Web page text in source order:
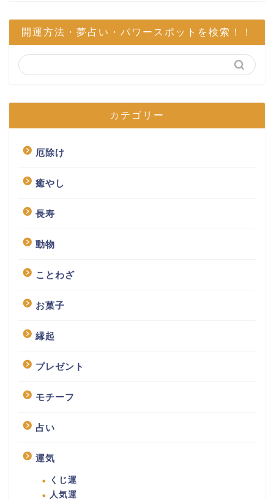
開運方法・夢占い・パワースポットを検索！！
カテゴリー
厄除け
癒やし
長寿
動物
ことわざ
お菓子
縁起
プレゼント
モチーフ
占い
運気
くじ運
人気運